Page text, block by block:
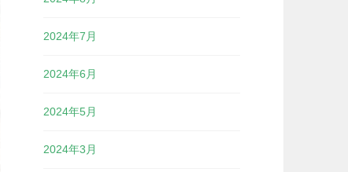
2024年7月
2024年6月
2024年5月
2024年3月